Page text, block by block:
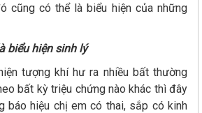
cũng có thể là biểu hiện của những
biểu hiện sinh lý
tượng khí hư ra nhiều bất thường
bất kỳ triệu chứng nào khác thì đây
báo hiệu chị em có thai, sắp có kinh